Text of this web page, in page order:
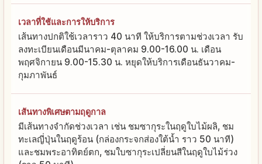
เวลาที่ใช้และการให้บริการ
เส้นทางปกติใช้เวลาราว 40 นาที ให้บริการตามช่วงเวลา รับ
ลงทะเบียนเดือนมีนาคม-ตุลาคม 9.00-16.00 น. เดือน
พฤศจิกายน 9.00-15.30 น. หยุดให้บริการเดือนธันวาคม-
กุมภาพันธ์
เส้นทางพิเศษตามฤดูกาล
มีเส้นทางจำกัดช่วงเวลา เช่น ชมซากุระในฤดูใบไม้ผลิ, ชม
ทะเลญี่ปุ่นในฤดูร้อน (กล่องกระจกส่องใต้น้ำ ราว 50 นาที)
และชมพระอาทิตย์ตก, ชมใบซากุระเปลี่ยนสีในฤดูใบไม้ร่วง